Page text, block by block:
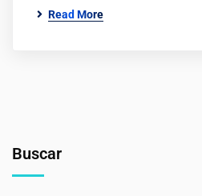
Read More
Buscar